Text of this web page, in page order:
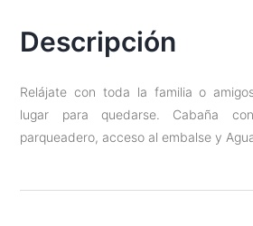
Descripción
Relájate con toda la familia o
lugar para quedarse. Cabaña
parqueadero, acceso al embalse y